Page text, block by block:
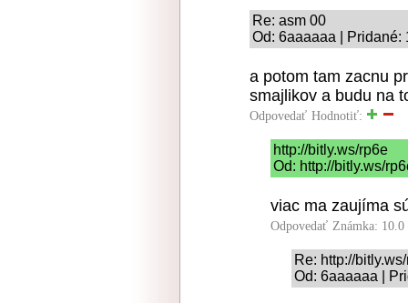
Re: asm 00
Od: 6aaaaaa | Pridané:
a potom tam zacnu
smajlikov a budu na
Odpovedať Hodnotiť:
http://bitly.ws/rp6e
Od: http://bitly.ws/
viac ma zaujíma
Odpovedať Známka: 10.0
Re: http://
Od: 6aaaaaa |